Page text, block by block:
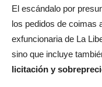
El escándalo por
los pedidos de coimas
exfuncionaria de La
sino que incluye
licitación y